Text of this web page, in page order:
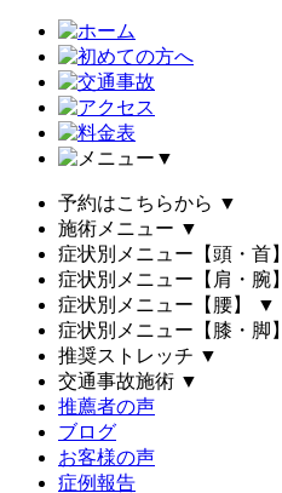
▼
予約はこちらから ▼
施術メニュー ▼
症状別メニュー【頭・首】
症状別メニュー【肩・腕】
症状別メニュー【腰】
▼
症状別メニュー【膝・脚】
推奨ストレッチ ▼
交通事故施術 ▼
推薦者の声
ブログ
お客様の声
症例報告